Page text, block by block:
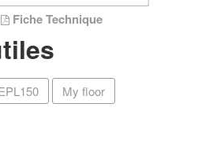
Fiche Technique
My floor